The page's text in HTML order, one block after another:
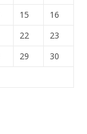
15
16
22
23
29
30